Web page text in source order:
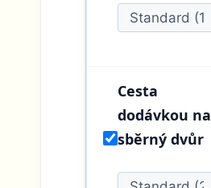
Cesta
dodávkou na
sběrný dvůr